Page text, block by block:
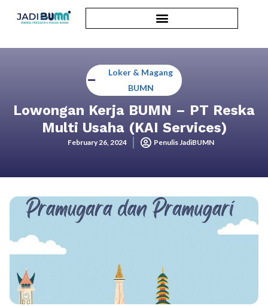
Loker & Magang
BUMN
Lowongan Kerja BUMN – PT Reska
Multi Usaha (KAI Services)
February 26, 2024 Penulis JadiBUMN